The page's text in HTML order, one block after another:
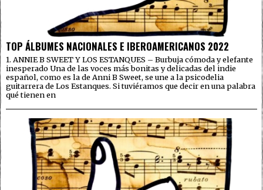
TOP ÁLBUMES NACIONALES E IBEROAMERICANOS 2022
1. ANNIE B SWEET Y LOS ESTANQUES – Burbuja cómoda y elefante
inesperado Una de las voces más bonitas y delicadas del indie
español, como es la de Anni B Sweet, se une a la psicodelia
guitarrera de Los Estanques. Si tuviéramos que decir en una palabra
qué tienen en